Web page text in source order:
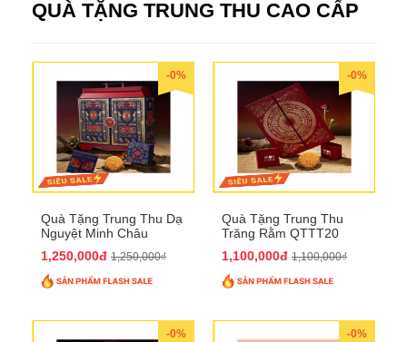
QUÀ TẶNG TRUNG THU CAO CẤP
-0%
Quà Tặng Trung Thu Dạ
Nguyệt Minh Châu
1,250,000đ 1,250,000₫
-0%
Quà Tặng Trung Thu
Trăng Rằm QTTT20
1,100,000đ 1,100,000₫
-0% -0%